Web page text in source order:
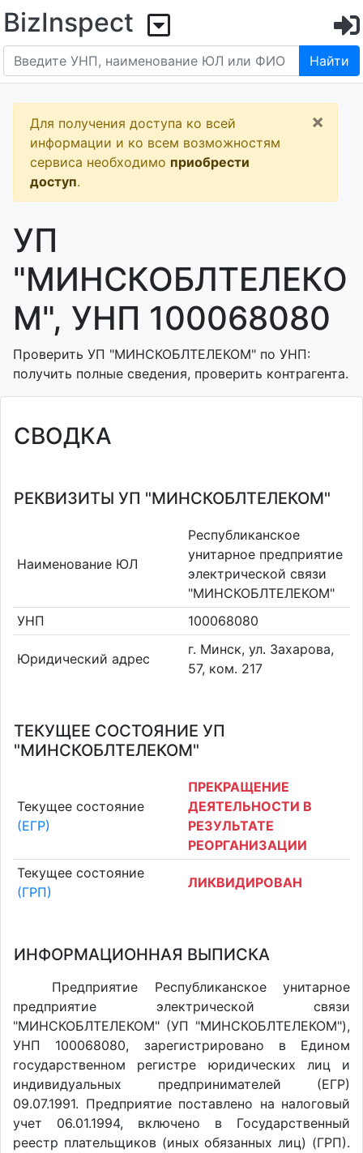
BizInspect
Найти
Для получения доступа ко всей
информации и ко всем возможностям
сервиса необходимо приобрести
доступ.
×
УП
"МИНСКОБЛТЕЛЕКО
М", УНП 100068080
Проверить УП "МИНСКОБЛТЕЛЕКОМ" по УНП:
получить полные сведения, проверить контрагента.
СВОДКА
РЕКВИЗИТЫ УП "МИНСКОБЛТЕЛЕКОМ"
Наименование ЮЛ
Республиканское
унитарное предприятие
электрической связи
"МИНСКОБЛТЕЛЕКОМ"
УНП
100068080
Юридический адрес
г. Минск, ул. Захарова,
57, ком. 217
ТЕКУЩЕЕ СОСТОЯНИЕ УП
"МИНСКОБЛТЕЛЕКОМ"
Текущее состояние
(ЕГР)
ПРЕКРАЩЕНИЕ
ДЕЯТЕЛЬНОСТИ В
РЕЗУЛЬТАТЕ
РЕОРГАНИЗАЦИИ
Текущее состояние
(ГРП)
ЛИКВИДИРОВАН
ИНФОРМАЦИОННАЯ ВЫПИСКА
Предприятие Республиканское унитарное
предприятие электрической связи
"МИНСКОБЛТЕЛЕКОМ" (УП "МИНСКОБЛТЕЛЕКОМ"),
УНП 100068080, зарегистрировано в Едином
государственном регистре юридических лиц и
индивидуальных предпринимателей (ЕГР)
09.07.1991. Предприятие поставлено на налоговый
учет 06.01.1994, включено в Государственный
реестр плательщиков (иных обязанных лиц) (ГРП).